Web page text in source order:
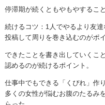
停滞期が続くともやもやすること
続けるコツ：1人でやるより友
投稿して周りを巻き込むのがポイ
できたことを書き出していくこ
認めるのが続けるポイント。
仕事中でもできる「くびれ」作
多くの女性が悩むお腹のたるみ